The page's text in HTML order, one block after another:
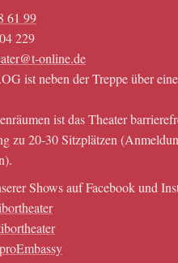
61 99
229
online.de
ist neben der Treppe über
ist das Theater
zu 20-30 Sitzplätzen
Shows auf Facebook und